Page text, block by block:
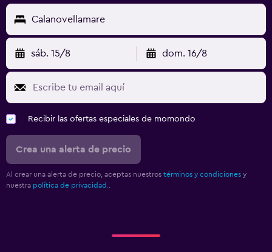
Calanovellamare
sáb. 15/8 dom. 16/8
Recibir las ofertas especiales de momondo
Crea una alerta de precio
Al crear una alerta de precio, aceptas nuestros términos y condiciones y
nuestra política de privacidad.